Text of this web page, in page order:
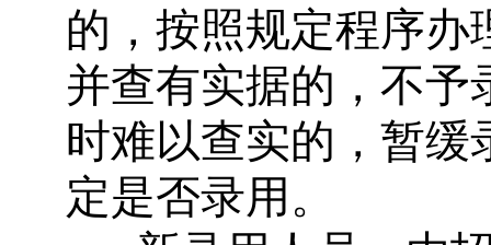
的，按照规定程序办
并查有实据的，不予
时难以查实的，暂缓
定是否录用。